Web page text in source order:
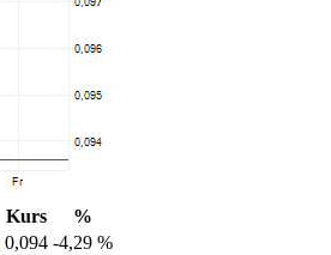
Kurs
%
0,094 -4,29 %